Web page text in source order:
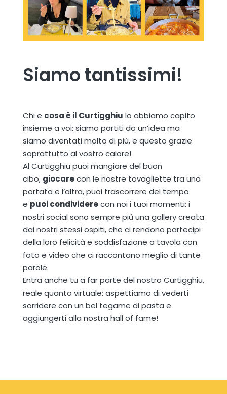
Siamo tantissimi!
Chi e cosa è il Curtigghiu lo abbiamo capito
insieme a voi: siamo partiti da un’idea ma
siamo diventati molto di più, e questo grazie
soprattutto al vostro calore!
Al Curtigghiu puoi mangiare del buon
cibo, giocarecon le nostre tovagliette tra una
portata e l’altra, puoi trascorrere del tempo
e puoi condividerecon noi i tuoi momenti: i
nostri social sono sempre più una gallery creata
dai nostri stessi ospiti, che ci rendono partecipi
della loro felicità e soddisfazione a tavola con
foto e video che ci raccontano meglio di tante
parole.
Entra anche tu a far parte del nostro Curtigghiu,
reale quanto virtuale: aspettiamo di vederti
sorridere con un bel tegame di pasta e
aggiungerti alla nostra hall of fame!